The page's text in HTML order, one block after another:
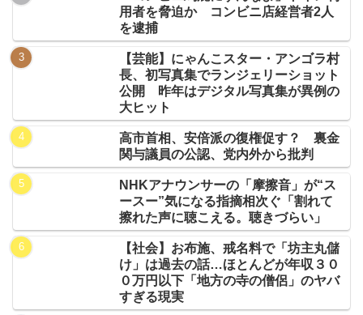
用者を脅迫か コンビニ店経営者2人
を逮捕
【芸能】にゃんこスター・アンゴラ村
長、初写真集でランジェリーショット
公開 昨年はデジタル写真集が異例の
大ヒット
高市首相、安倍派の復権促す？ 裏金
関与議員の公認、党内外から批判
NHKアナウンサーの「摩擦音」が“ス
ースー”気になる指摘相次ぐ「割れて
擦れた声に聴こえる。聴きづらい」
【社会】お布施、戒名料で「坊主丸儲
け」は過去の話…ほとんどが年収３０
０万円以下「地方の寺の僧侶」のヤバ
すぎる現実